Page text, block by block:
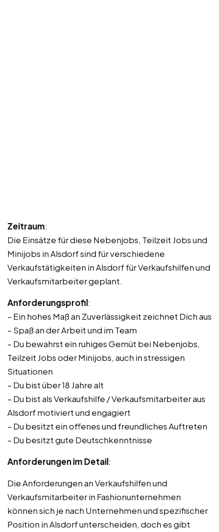
Zeitraum:
Die Einsätze für diese Nebenjobs, Teilzeit Jobs und
Minijobs in Alsdorf sind für verschiedene
Verkaufstätigkeiten in Alsdorf für Verkaufshilfen und
Verkaufsmitarbeiter geplant.
Anforderungsprofil:
– Ein hohes Maß an Zuverlässigkeit zeichnet Dich aus
– Spaß an der Arbeit und im Team
– Du bewahrst ein ruhiges Gemüt bei Nebenjobs,
Teilzeit Jobs oder Minijobs, auch in stressigen
Situationen
– Du bist über 18 Jahre alt
– Du bist als Verkaufshilfe / Verkaufsmitarbeiter aus
Alsdorf motiviert und engagiert
– Du besitzt ein offenes und freundliches Auftreten
– Du besitzt gute Deutschkenntnisse
Anforderungen im Detail:
Die Anforderungen an Verkaufshilfen und
Verkaufsmitarbeiter in Fashionunternehmen
können sich je nach Unternehmen und spezifischer
Position in Alsdorf unterscheiden, doch es gibt